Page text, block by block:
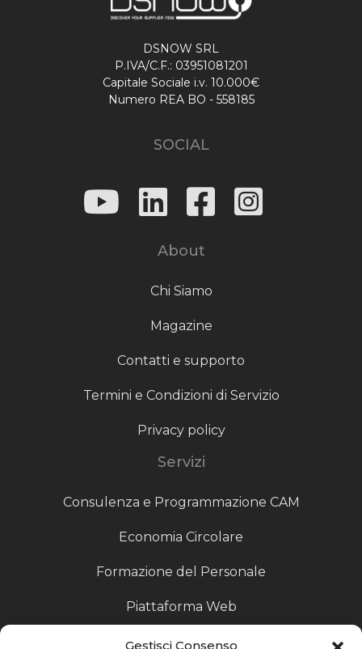
Gestisci Consenso
DSNOW SRL
P.IVA/C.F.: 03951081201
Capitale Sociale i.v. 10.000€
Numero REA BO - 558185
SOCIAL
About
Chi Siamo
Magazine
Contatti e supporto
Termini e Condizioni di Servizio
Privacy policy
Servizi
Consulenza e Programmazione CAM
Economia Circolare
Formazione del Personale
Piattaforma Web
Scouting fornitori